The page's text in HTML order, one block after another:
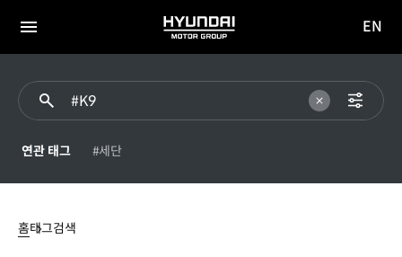
전체
HYUNDAI
MOTOR
이동
EN
연관 태그 #세단
홈태그검색